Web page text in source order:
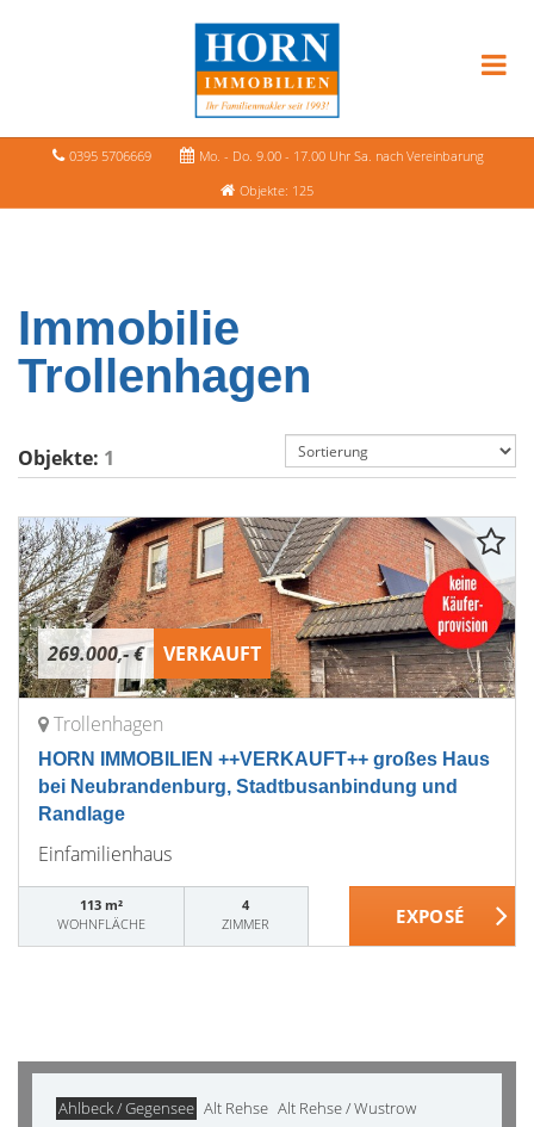
0395 5706669
Mo. - Do. 9.00 - 17.00 Uhr Sa. nach Vereinbarung
Objekte: 125
Immobilie
Trollenhagen
Objekte: 1
269.000,- € VERKAUFT
Trollenhagen
HORN IMMOBILIEN ++VERKAUFT++ großes Haus
bei Neubrandenburg, Stadtbusanbindung und
Randlage
Einfamilienhaus
113 m²
WOHNFLÄCHE
4
ZIMMER
Ahlbeck / Gegensee Alt Rehse Alt Rehse / Wustrow